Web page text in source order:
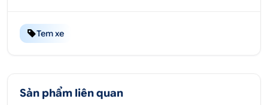
Tem xe
Sản phẩm liên quan